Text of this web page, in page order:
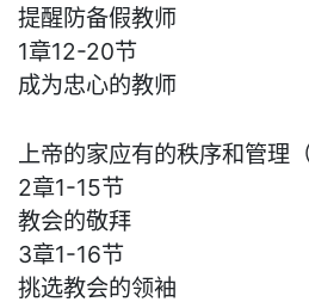
提醒防备假教师
1章12-20节
成为忠心的教师
上帝的家应有的秩序和管理
2章1-15节
教会的敬拜
3章1-16节
挑选教会的领袖